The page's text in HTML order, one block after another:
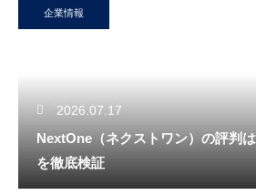
企業情報
2026.07.17
NextOne（ネクストワン）の評判
を徹底検証